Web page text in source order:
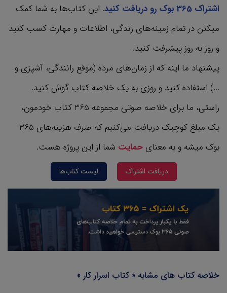
اشتراک 365 بوک رو دریافت کنید
. این کتاب‌ها به شما کمک
میکنن در تمام زمینه‌های زندگی، اطلاعات و مهارت کسب کنید
و روز به روز پیشرفت کنید.
پیشنهاد ما اینه که از زمان‌های مرده (موقع رانندگی، آشپزی و
...) استفاده کنید و روزی به یک خلاصه کتاب گوش کنید.
راستی، ما برای خلاصه صوتی مجموعه 365 کتاب‌ خودمون،
یک مبلغ کوچیک دریافت می‌کنیم که صرف هزینه‌های 365
بوک میشه و به معنای حمایت شما از این پروژه هست.
دریافت اشتراک لیست کتاب‌ها
خلاصه کتاب های مشابه « کتاب اسرار کار »